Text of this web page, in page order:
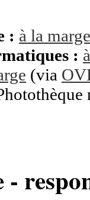
: à la marge
:
(via
-